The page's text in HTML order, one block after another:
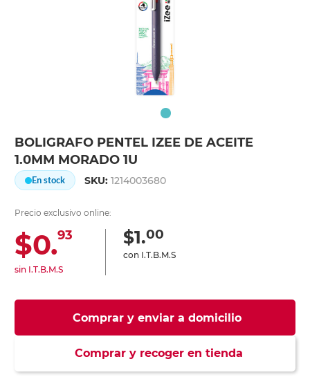
BOLIGRAFO PENTEL IZEE DE ACEITE
1.0MM MORADO 1U
En stock SKU:1214003680
Precio exclusivo online:
$0.93
sin I.T.B.M.S
$1.00
con I.T.B.M.S
Comprar y enviar a domicilio
Comprar y recoger en tienda